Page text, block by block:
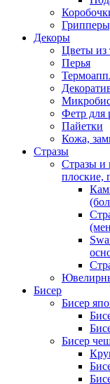
Декоры
Цветы из
Перья
Фетр для
Пайетки
Кожа,
Стразы
Стразы и
плоские,
Бисер
Бисер
Бисер